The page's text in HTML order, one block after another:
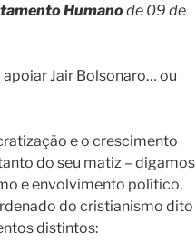
Humanode 09 de
Jair Bolsonaro… ou
e o crescimento
do seu matiz – digamos
e envolvimento político,
do cristianismo dito
distintos: